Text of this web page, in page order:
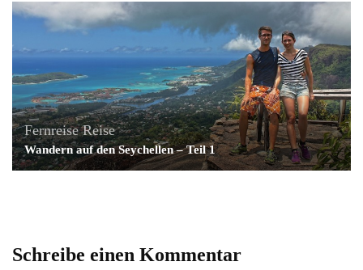
Fernreise Reise
Wandern auf den Seychellen – Teil 1
Schreibe einen Kommentar